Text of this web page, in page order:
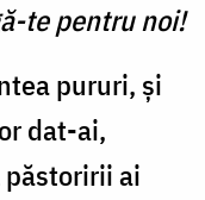
te pentru noi!
pururi, și
dat-ai,
ai